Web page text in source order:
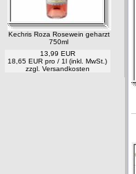
Kechris Roza Rosewein geharzt
750ml
13,99 EUR
18,65 EUR pro / 1l (inkl. MwSt.)
zzgl. Versandkosten